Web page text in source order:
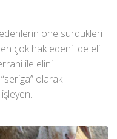
öne sürdükleri
çok hak edeni de eli
ile elini
olarak